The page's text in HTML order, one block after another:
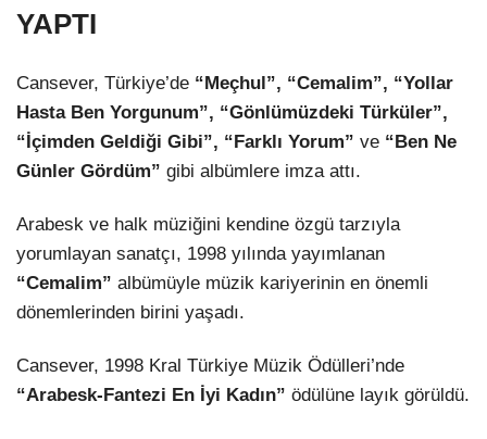
YAPTI
Cansever, Türkiye’de “Meçhul”, “Cemalim”, “Yollar
Hasta Ben Yorgunum”, “Gönlümüzdeki Türküler”,
“İçimden Geldiği Gibi”, “Farklı Yorum” ve “Ben Ne
Günler Gördüm” gibi albümlere imza attı.
Arabesk ve halk müziğini kendine özgü tarzıyla
yorumlayan sanatçı, 1998 yılında yayımlanan
“Cemalim” albümüyle müzik kariyerinin en önemli
dönemlerinden birini yaşadı.
Cansever, 1998 Kral Türkiye Müzik Ödülleri’nde
“Arabesk-Fantezi En İyi Kadın” ödülüne layık görüldü.